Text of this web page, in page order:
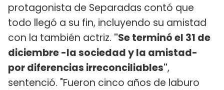
protagonista de Separadas contó que
todo llegó a su fin, incluyendo su amistad
con la también actriz. "Se terminó el 31 de
diciembre -la sociedad y la amistad-
por diferencias irreconciliables",
sentenció. "Fueron cinco años de laburo